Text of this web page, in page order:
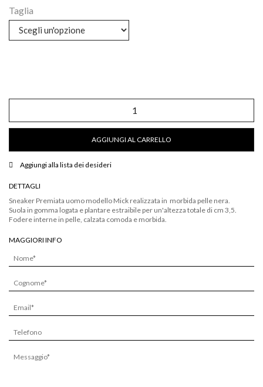
Taglia
in
pelle
quantità
AGGIUNGI AL CARRELLO
Aggiungi alla lista dei desideri
DETTAGLI
Sneaker Premiata uomo modello Mick realizzata in morbida pelle nera.
Suola in gomma logata e plantare estraibile per un'altezza totale di cm 3,5.
Fodere interne in pelle, calzata comoda e morbida.
MAGGIORI INFO